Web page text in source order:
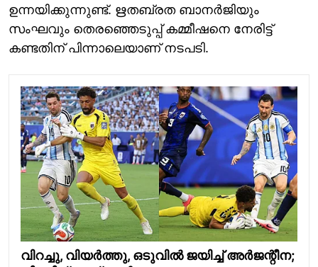
ഉന്നയിക്കുന്നുണ്ട്. ഋതബ്രത ബാനർജിയും
സംഘവും തെരഞ്ഞെടുപ്പ് കമ്മീഷനെ നേരിട്ട്
കണ്ടതിന് പിന്നാലെയാണ് നടപടി.
വിറച്ചു, വിയര്‍ത്തു, ഒടുവില്‍ ജയിച്ച് അര്‍ജന്റീന;